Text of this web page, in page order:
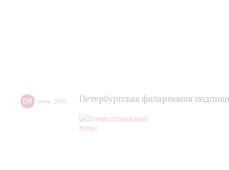
09 июня 2026 Петербургская филармония